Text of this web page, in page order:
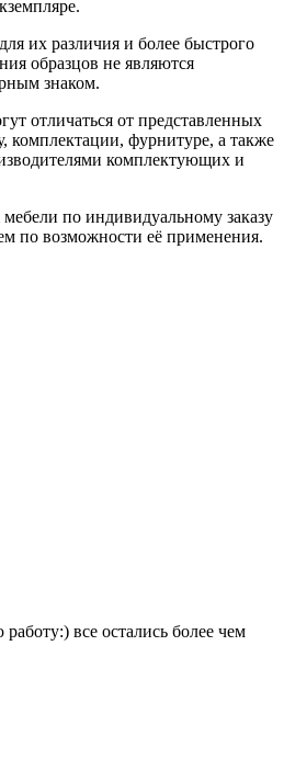
их различия и более быстрого
образцов не являются
знаком.
отличаться от представленных
комплектации, фурнитуре, а также
комплектующих и
по индивидуальному заказу
по возможности её применения.
все остались более чем